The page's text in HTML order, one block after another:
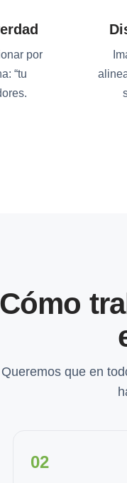
por
“tu
Cómo
Queremos que en
02